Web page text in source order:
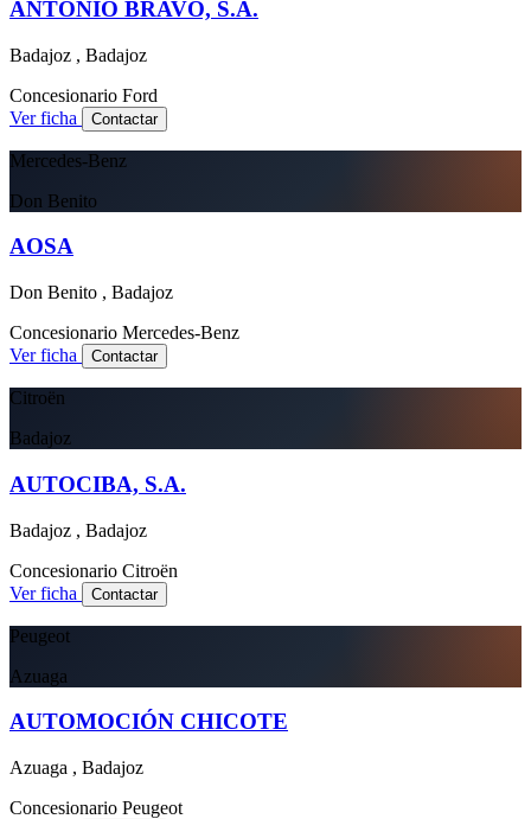
ANTONIO BRAVO, S.A.
Badajoz , Badajoz
Concesionario Ford
Ver ficha
Contactar
Mercedes-Benz
Don Benito
AOSA
Don Benito , Badajoz
Concesionario Mercedes-Benz
Ver ficha
Contactar
Citroën
Badajoz
AUTOCIBA, S.A.
Badajoz , Badajoz
Concesionario Citroën
Ver ficha
Contactar
Peugeot
Azuaga
AUTOMOCIÓN CHICOTE
Azuaga , Badajoz
Concesionario Peugeot